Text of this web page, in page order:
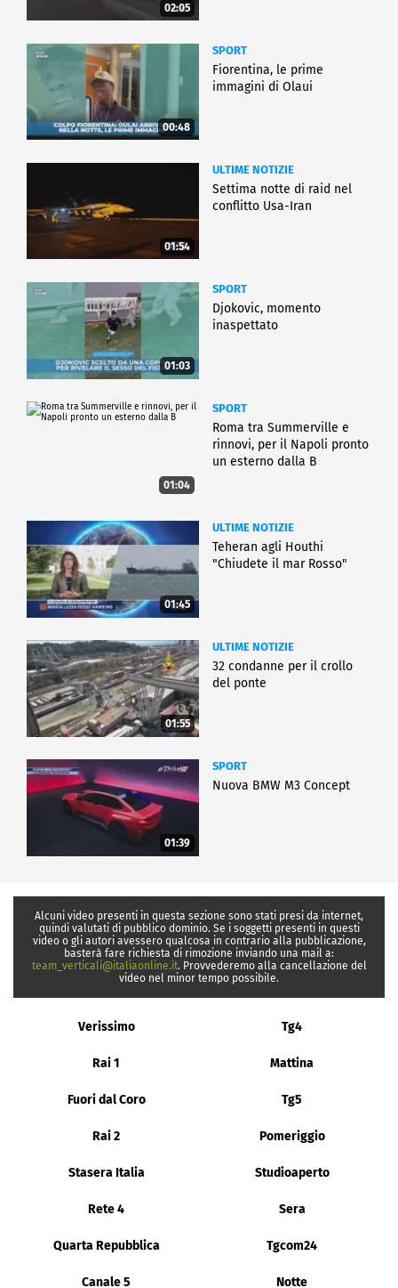
02:05
00:48
SPORT
Fiorentina, le prime
immagini di Olaui
01:54
ULTIME NOTIZIE
Settima notte di raid nel
conflitto Usa-Iran
01:03
SPORT
Djokovic, momento
inaspettato
01:04
SPORT
Roma tra Summerville e
rinnovi, per il Napoli pronto
un esterno dalla B
01:45
ULTIME NOTIZIE
Teheran agli Houthi
"Chiudete il mar Rosso"
01:55
ULTIME NOTIZIE
32 condanne per il crollo
del ponte
01:39
SPORT
Nuova BMW M3 Concept
Alcuni video presenti in questa sezione sono stati presi da internet,
quindi valutati di pubblico dominio. Se i soggetti presenti in questi
video o gli autori avessero qualcosa in contrario alla pubblicazione,
basterà fare richiesta di rimozione inviando una mail a:
team_verticali@italiaonline.it. Provvederemo alla cancellazione del
video nel minor tempo possibile.
Verissimo Tg4
Rai 1 Mattina
Fuori dal Coro Tg5
Rai 2 Pomeriggio
Stasera Italia Studioaperto
Rete 4 Sera
Quarta Repubblica Tgcom24
Canale 5 Notte